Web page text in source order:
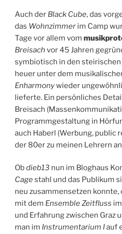
Auch der Black Cube, das
das Wohnzimmer im Camp
Tage vor allem vom
Breisach vor 45 Jahren
symbiotisch in den
heuer unter dem
Enharmonywieder
lieferte. Ein persönliches
Breisach
Programmgestaltung in
auch Haberl (Werbung, public
der 80er zu meinen Lehrern
Obdieb13 nun im Bloghaus
Cagestahl und das Publikum
neu zusammensetzen konnte,
mit dem Ensemble Zeitfluss
und Erfahrung zwischen Graz
man im Instrumentarium Iauf